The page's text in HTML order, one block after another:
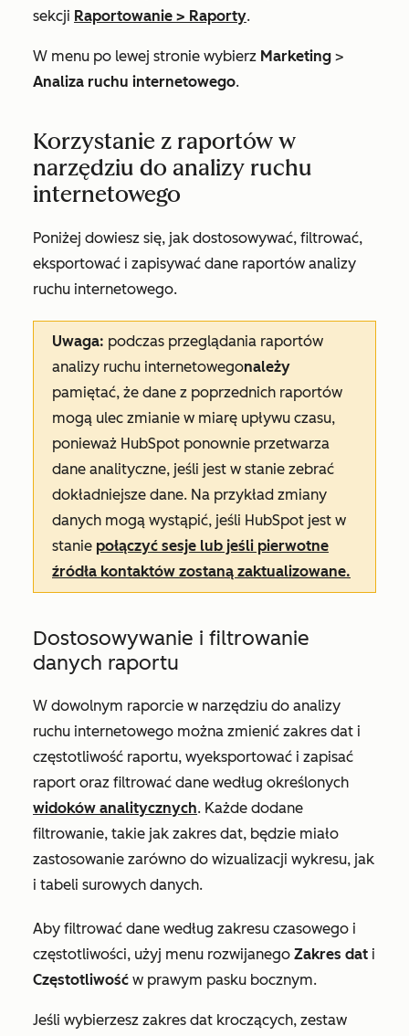
sekcji Raportowanie > Raporty.
W menu po lewej stronie wybierz Marketing >
Analiza ruchu internetowego.
Korzystanie z raportów w
narzędziu do analizy ruchu
internetowego
Poniżej dowiesz się, jak dostosowywać, filtrować,
eksportować i zapisywać dane raportów analizy
ruchu internetowego.
Uwaga: podczas przeglądania raportów
analizy ruchu internetowegonależy
pamiętać, że dane z poprzednich raportów
mogą ulec zmianie w miarę upływu czasu,
ponieważ HubSpot ponownie przetwarza
dane analityczne, jeśli jest w stanie zebrać
dokładniejsze dane. Na przykład zmiany
danych mogą wystąpić, jeśli HubSpot jest w
stanie połączyć sesje lub jeśli pierwotne
źródła kontaktów zostaną zaktualizowane.
Dostosowywanie i filtrowanie
danych raportu
W dowolnym raporcie w narzędziu do analizy
ruchu internetowego można zmienić zakres dat i
częstotliwość raportu, wyeksportować i zapisać
raport oraz filtrować dane według określonych
widoków analitycznych. Każde dodane
filtrowanie, takie jak zakres dat, będzie miało
zastosowanie zarówno do wizualizacji wykresu, jak
i tabeli surowych danych.
Aby filtrować dane według zakresu czasowego i
częstotliwości, użyj menu rozwijanego Zakres dat i
Częstotliwość w prawym pasku bocznym.
Jeśli wybierzesz zakres dat kroczących, zestaw